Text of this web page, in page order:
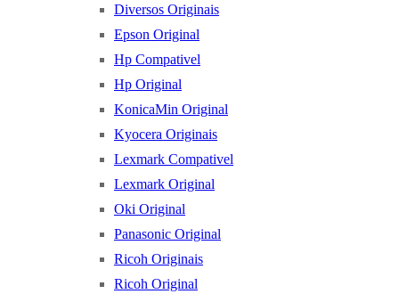
Diversos Originais
Epson Original
Hp Compativel
Hp Original
KonicaMin Original
Kyocera Originais
Lexmark Compativel
Lexmark Original
Oki Original
Panasonic Original
Ricoh Originais
Ricoh Original